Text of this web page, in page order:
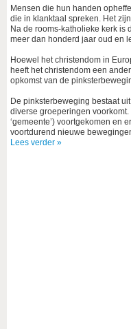
Mensen die hun handen
die in klanktaal spreken. Het
Na de rooms-katholieke kerk is
meer dan honderd jaar oud en
Hoewel het christendom in
heeft het christendom een
opkomst van de
De pinksterbeweging bestaat
diverse groeperingen
‘gemeente’) voortgekomen en
voortdurend nieuwe
Lees verder »